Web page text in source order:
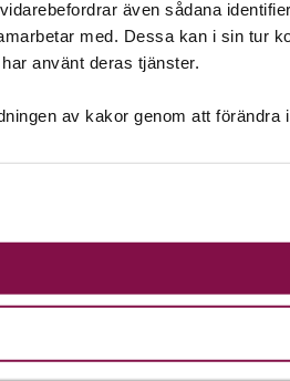
även sådana
med. Dessa kan i sin tur
använt deras tjänster.
av kakor genom att